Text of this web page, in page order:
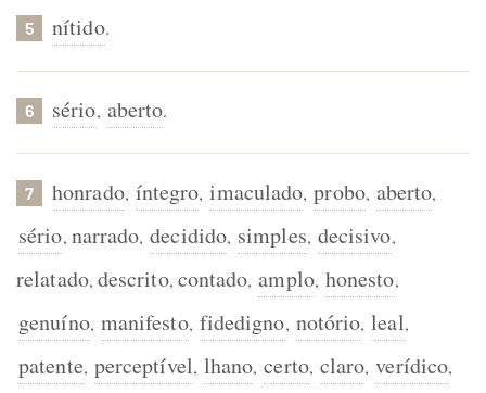
5 nítido.
6 sério, aberto.
7 honrado, íntegro, imaculado, probo, aberto,
sério, narrado, decidido, simples, decisivo,
relatado, descrito, contado, amplo, honesto,
genuíno, manifesto, fidedigno, notório, leal,
patente, perceptível, lhano, certo, claro, verídico,